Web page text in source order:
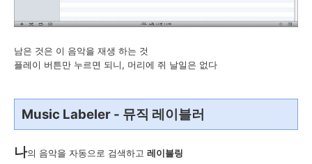
남은 것은 이 음악을 재생 하는 것
플레이 버튼만 누르면 되니, 머리에 쥐 날일은 없다
Music Labeler - 뮤직 레이블러
나의 음악을 자동으로 검색하고 레이블링